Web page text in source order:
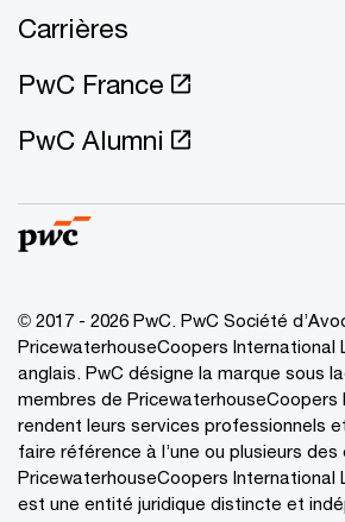
Carrières
PwC France
PwC Alumni
© 2017 - 2026 PwC. PwC Société
PricewaterhouseCoopers International
anglais. PwC désigne la marque sous
membres de PricewaterhouseCoopers
rendent leurs services professionnels
faire référence à l’une ou plusieurs
PricewaterhouseCoopers International
est une entité juridique distincte et